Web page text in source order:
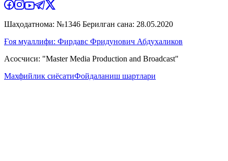
Шаҳодатнома: №1346 Берилган сана: 28.05.2020
Ғоя муаллифи: Фирдавс Фридунович Абдухаликов
Асосчиси: "Master Media Production and Broadcast"
Махфийлик сиёсатиФойдаланиш шартлари